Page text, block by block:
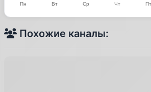
Похожие каналы: